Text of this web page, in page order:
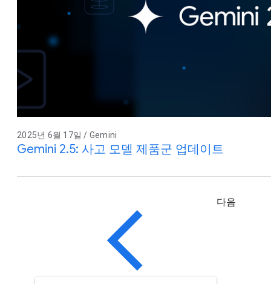
2025년 6월 17일 / Gemini
Gemini 2.5: 사고 모델 제품군 업데이트
다음